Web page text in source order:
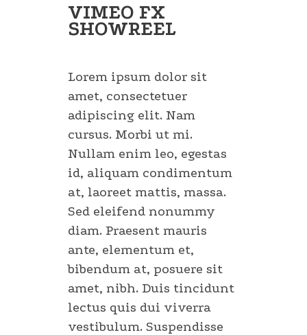
VIMEO FX
SHOWREEL
Lorem ipsum dolor sit
amet, consectetuer
adipiscing elit. Nam
cursus. Morbi ut mi.
Nullam enim leo, egestas
id, aliquam condimentum
at, laoreet mattis, massa.
Sed eleifend nonummy
diam. Praesent mauris
ante, elementum et,
bibendum at, posuere sit
amet, nibh. Duis tincidunt
lectus quis dui viverra
vestibulum. Suspendisse